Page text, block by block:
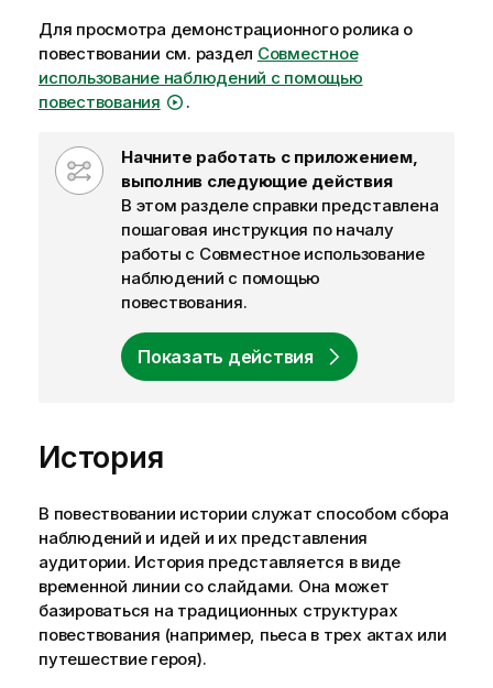
Для просмотра демонстрационного ролика о
повествовании см. раздел Совместное
использование наблюдений с помощью
повествования
.
W
f
-
n
o
t
e
Начните работать с приложением,
выполнив следующие действия
В этом разделе справки представлена
пошаговая инструкция по началу
работы с Совместное использование
наблюдений с помощью
повествования.
Показать действия
История
В повествовании истории служат способом сбора
наблюдений и идей и их представления
аудитории. История представляется в виде
временной линии со слайдами. Она может
базироваться на традиционных структурах
повествования (например, пьеса в трех актах или
путешествие героя).